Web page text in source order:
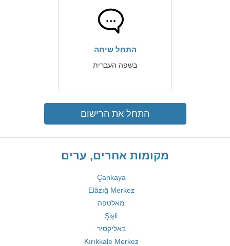
התחל שיחה
בשפה העברית
התחל את הרישום
מקומות אחרים, ערים
Çankaya
Elâzığ Merkez
מאלטפה
Şişli
באליקסיר
Kırıkkale Merkez